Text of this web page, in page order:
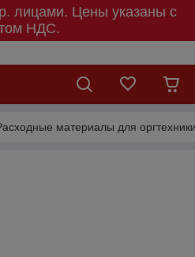
лицами. Цены указаны c
НДС.
материалы для